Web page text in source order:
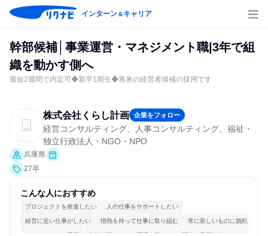
インターン＆キャリア
幹部候補│事業運営・マネジメント職|3年で組
織を動かす側へ
最短2週間で内定可◆新卒1期生◆将来の経営者候補の採用です
株式会社くらし計画 企業をフォロー
経営コンサルティング、人事コンサルティング、福祉・
独立行政法人・NGO・NPO
兵庫県
27卒
こんな人におすすめ
プロジェクトを推進したい 人の仕事をサポートしたい
経営に近い仕事がしたい 情熱を持って仕事に取り組む 常に新しいものに挑戦